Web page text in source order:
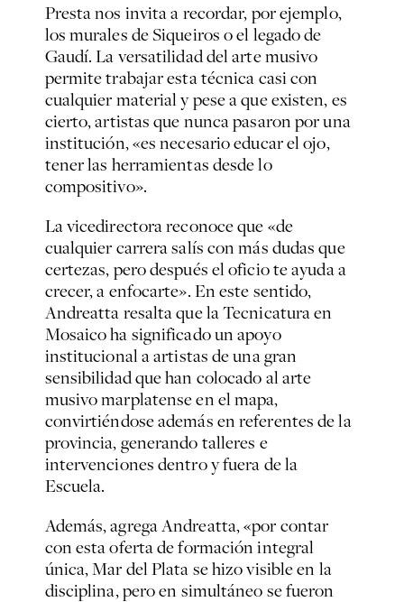
Presta nos invita a recordar, por ejemplo,
los murales de Siqueiros o el legado de
Gaudí. La versatilidad del arte musivo
permite trabajar esta técnica casi con
cualquier material y pese a que existen, es
cierto, artistas que nunca pasaron por una
institución, «es necesario educar el ojo,
tener las herramientas desde lo
compositivo».
La vicedirectora reconoce que «de
cualquier carrera salís con más dudas que
certezas, pero después el oficio te ayuda a
crecer, a enfocarte». En este sentido,
Andreatta resalta que la Tecnicatura en
Mosaico ha significado un apoyo
institucional a artistas de una gran
sensibilidad que han colocado al arte
musivo marplatense en el mapa,
convirtiéndose además en referentes de la
provincia, generando talleres e
intervenciones dentro y fuera de la
Escuela.
Además, agrega Andreatta, «por contar
con esta oferta de formación integral
única, Mar del Plata se hizo visible en la
disciplina, pero en simultáneo se fueron